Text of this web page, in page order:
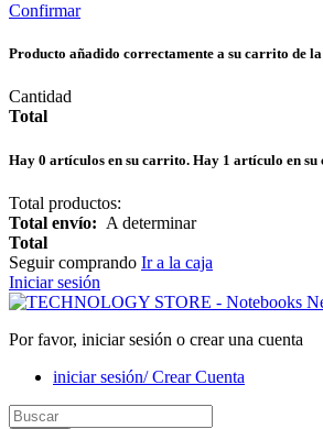
Confirmar
Producto añadido correctamente a su carrito de
Cantidad
Total
Hay 0 artículos en su carrito. Hay 1 artículo en
Total productos:
Total envío: A determinar
Total
Seguir comprando Ir a la caja
Iniciar sesión
Por favor, iniciar sesión o crear una cuenta
iniciar sesión/ Crear Cuenta